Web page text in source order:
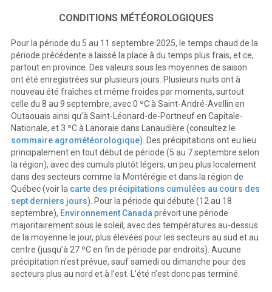
CONDITIONS MÉTÉOROLOGIQUES
Pour la période du 5 au 11 septembre 2025, le temps chaud de la
période précédente a laissé la place à du temps plus frais, et ce,
partout en province. Des valeurs sous les moyennes de saison
ont été enregistrées sur plusieurs jours. Plusieurs nuits ont à
nouveau été fraîches et même froides par moments, surtout
celle du 8 au 9 septembre, avec 0 ºC à Saint-André-Avellin en
Outaouais ainsi qu’à Saint-Léonard-de-Portneuf en Capitale-
Nationale, et 3 ºC à Lanoraie dans Lanaudière (consultez le
sommaire agrométéorologique). Des précipitations ont eu lieu
principalement en tout début de période (5 au 7 septembre selon
la région), avec des cumuls plutôt légers, un peu plus localement
dans des secteurs comme la Montérégie et dans la région de
Québec (voir la carte des précipitations cumulées au cours des
sept derniers jours). Pour la période qui débute (12 au 18
septembre), Environnement Canada prévoit une période
majoritairement sous le soleil, avec des températures au-dessus
de la moyenne le jour, plus élevées pour les secteurs au sud et au
centre (jusqu’à 27 ºC en fin de période par endroits). Aucune
précipitation n’est prévue, sauf samedi ou dimanche pour des
secteurs plus au nord et à l’est. L’été n’est donc pas terminé.